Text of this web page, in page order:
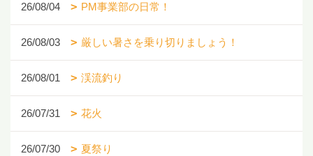
26/08/04 PM事業部の日常！
26/08/03 厳しい暑さを乗り切りましょう！
26/08/01 渓流釣り
26/07/31 花火
26/07/30 夏祭り